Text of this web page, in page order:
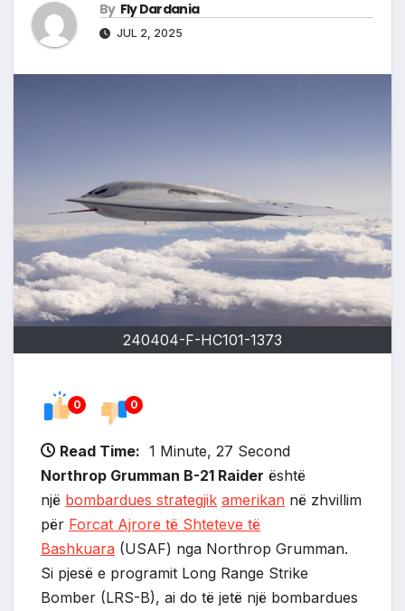
By Fly Dardania
JUL 2, 2025
240404-F-HC101-1373
0 0
Read Time: 1 Minute, 27 Second
Northrop Grumman B-21 Raider është
një bombardues strategjik amerikan në zhvillim
për Forcat Ajrore të Shteteve të
Bashkuara (USAF) nga Northrop Grumman.
Si pjesë e programit Long Range Strike
Bomber (LRS-B), ai do të jetë një bombardues